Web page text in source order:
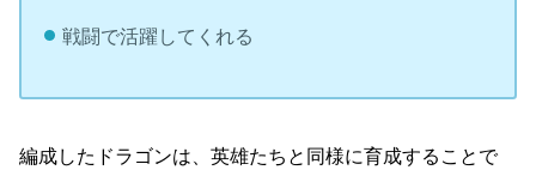
戦闘で活躍してくれる
編成したドラゴンは、英雄たちと同様に育成することで